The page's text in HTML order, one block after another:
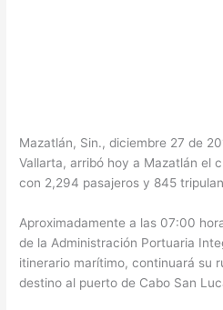
Mazatlán, Sin., diciembre 27 de
Vallarta, arribó hoy a Mazatlán el
con 2,294 pasajeros y 845
Aproximadamente a las 07:00
de la Administración Portuaria
itinerario marítimo, continuará su
destino al puerto de Cabo San